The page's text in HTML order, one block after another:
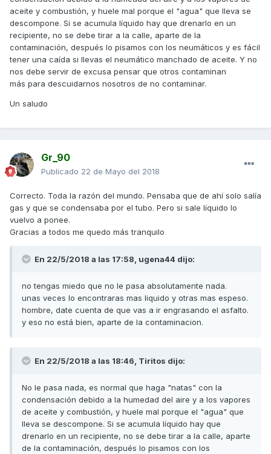
aceite y combustión, y huele mal porque el "agua" que lleva se
descompone. Si se acumula líquido hay que drenarlo en un
recipiente, no se debe tirar a la calle, aparte de la
contaminación, después lo pisamos con los neumáticos y es fácil
tener una caída si llevas el neumático manchado de aceite. Y no
nos debe servir de excusa pensar que otros contaminan
más para descuidarnos nosotros de no contaminar.
Un saludo
Gr_90
Publicado 22 de Mayo del 2018
Correcto. Toda la razón del mundo. Pensaba que de ahí solo salía
gas y que se condensaba por el tubo. Pero si sale líquido lo
vuelvo a ponee.
Gracias a todos me quedo más tranquilo
En 22/5/2018 a las 17:58, ugena44 dijo:
no tengas miedo que no le pasa absolutamente nada.
unas veces lo encontraras mas liquido y otras mas espeso.
hombre, date cuenta de que vas a ir engrasando el asfalto.
y eso no está bien, aparte de la contaminacion.
En 22/5/2018 a las 18:46, Tiritos dijo:
No le pasa nada, es normal que haga "natas" con la
condensación debido a la humedad del aire y a los vapores
de aceite y combustión, y huele mal porque el "agua" que
lleva se descompone. Si se acumula líquido hay que
drenarlo en un recipiente, no se debe tirar a la calle, aparte
de la contaminación, después lo pisamos con los